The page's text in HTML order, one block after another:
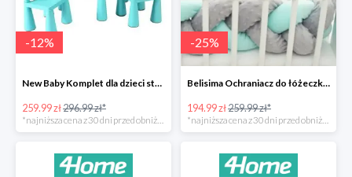
-12%
New Baby Komplet dla dzieci stolik i krzesełka -12%
259.99 zł296.99 zł*
*najniższa cena z 30 dni przed obniżką
-25%
Belisima Ochraniacz do łóżeczka Warkocz -25%
194.99 zł259.99 zł*
*najniższa cena z 30 dni przed obniżką